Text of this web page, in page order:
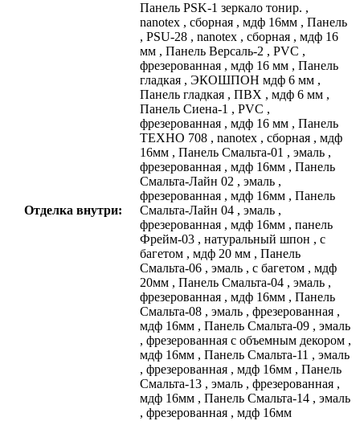
Отделка внутри:
Панель PSK-1 зеркало тонир. ,
nanotex , сборная , мдф 16мм , Панель
, PSU-28 , nanotex , сборная , мдф 16
мм , Панель Версаль-2 , PVC ,
фрезерованная , мдф 16 мм , Панель
гладкая , ЭКОШПОН мдф 6 мм ,
Панель гладкая , ПВХ , мдф 6 мм ,
Панель Сиена-1 , PVC ,
фрезерованная , мдф 16 мм , Панель
ТЕХНО 708 , nanotex , сборная , мдф
16мм , Панель Смальта-01 , эмаль ,
фрезерованная , мдф 16мм , Панель
Смальта-Лайн 02 , эмаль ,
фрезерованная , мдф 16мм , Панель
Смальта-Лайн 04 , эмаль ,
фрезерованная , мдф 16мм , панель
Фрейм-03 , натуральный шпон , с
багетом , мдф 20 мм , Панель
Смальта-06 , эмаль , с багетом , мдф
20мм , Панель Смальта-04 , эмаль ,
фрезерованная , мдф 16мм , Панель
Смальта-08 , эмаль , фрезерованная ,
мдф 16мм , Панель Смальта-09 , эмаль
, фрезерованная с объемным декором ,
мдф 16мм , Панель Смальта-11 , эмаль
, фрезерованная , мдф 16мм , Панель
Смальта-13 , эмаль , фрезерованная ,
мдф 16мм , Панель Смальта-14 , эмаль
, фрезерованная , мдф 16мм